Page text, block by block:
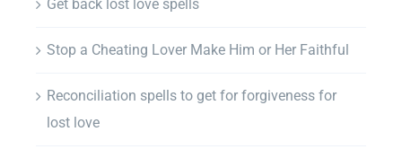
Get back lost love spells
Stop a Cheating Lover Make Him or Her Faithful
Reconciliation spells to get for forgiveness for
lost love